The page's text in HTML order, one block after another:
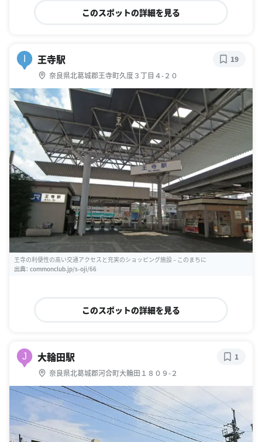
このスポットの詳細を見る
I 王寺駅
奈良県北葛城郡王寺町久度３丁目４-２０
19
王寺の利便性の高い交通アクセスと充実のショッピング施設 – このまちに
出典： commonclub.jp/s-oji/66
このスポットの詳細を見る
J 大輪田駅
奈良県北葛城郡河合町大輪田１８０９-２
1